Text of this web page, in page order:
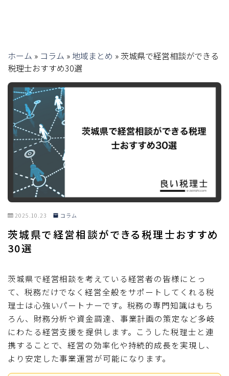
ホーム » コラム » 地域まとめ »茨城県で経営相談ができる
税理士おすすめ30選
2025.10.23 コラム
茨城県で経営相談ができる税理士おすすめ
30選
茨城県で経営相談を考えている経営者の皆様にとっ
て、税務だけでなく経営全般をサポートしてくれる税
理士は心強いパートナーです。税務の専門知識はもち
ろん、財務分析や資金調達、事業計画の策定など多岐
にわたる経営支援を提供します。こうした税理士と連
携することで、経営の効率化や持続的成長を実現し、
より安定した事業運営が可能になります。